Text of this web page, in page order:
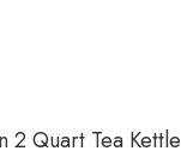
2 Quart Tea Kettle